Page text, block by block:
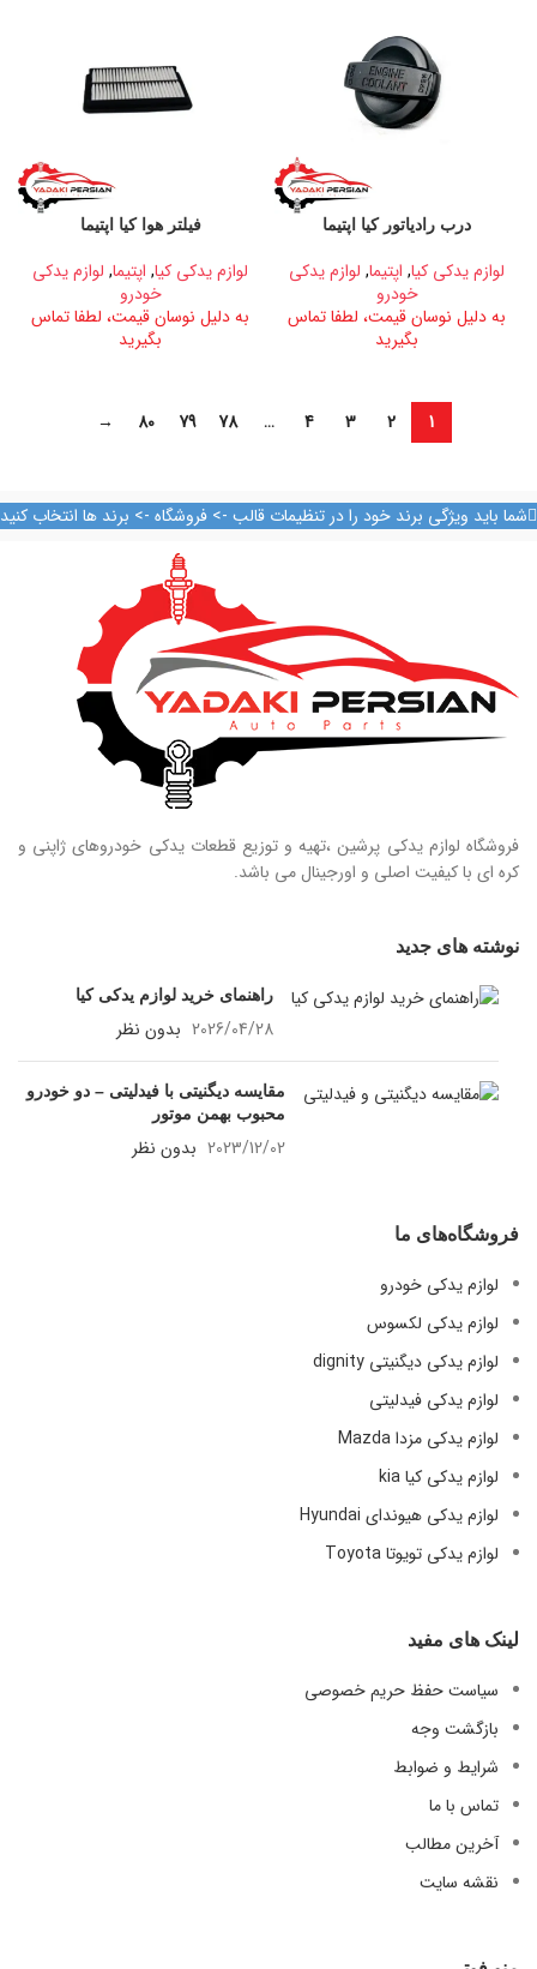
درب رادیاتور کیا اپتیما
لوازم یدکی کیا, اپتیما, لوازم یدکی
خودرو
به دلیل نوسان قیمت، لطفا تماس
بگیرید
فیلتر هوا کیا اپتیما
لوازم یدکی کیا, اپتیما, لوازم یدکی
خودرو
به دلیل نوسان قیمت، لطفا تماس
بگیرید
1
2
3
4
…
78
79
80
→
شما باید ویژگی برند خود را در تنظیمات قالب -> فروشگاه -> برند ها انتخاب کنید
فروشگاه لوازم یدکی پرشین ،تهیه و توزیع قطعات یدکی خودروهای ژاپنی و
کره ای با کیفیت اصلی و اورجینال می باشد.
نوشته های جدید
راهنمای خرید لوازم یدکی کیا
2026/04/28 بدون نظر
مقایسه دیگنیتی با فیدلیتی – دو خودرو
محبوب بهمن موتور
2023/12/02 بدون نظر
فروشگاه‌های ما
لوازم یدکی خودرو
لوازم یدکی لکسوس
لوازم یدکی دیگنیتی dignity
لوازم یدکی فیدلیتی
لوازم یدکی مزدا Mazda
لوازم یدکی کیا kia
لوازم یدکی هیوندای Hyundai
لوازم یدکی تویوتا Toyota
لینک های مفید
سیاست حفظ حریم خصوصی
بازگشت وجه
شرایط و ضوابط
تماس با ما
آخرین مطالب
نقشه سایت